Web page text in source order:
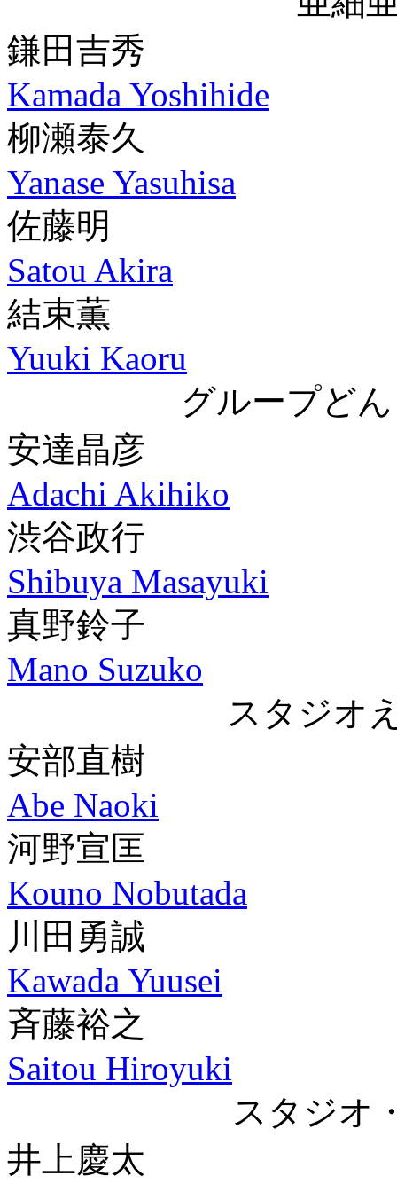
鎌田吉秀
Kamada Yoshihide
柳瀬泰久
Yanase Yasuhisa
佐藤明
Satou Akira
結束薫
Yuuki Kaoru
グループど
安達晶彦
Adachi Akihiko
渋谷政行
Shibuya Masayuki
真野鈴子
Mano Suzuko
スタジオ
安部直樹
Abe Naoki
河野宣匡
Kouno Nobutada
川田勇誠
Kawada Yuusei
斉藤裕之
Saitou Hiroyuki
スタジオ
井上慶太